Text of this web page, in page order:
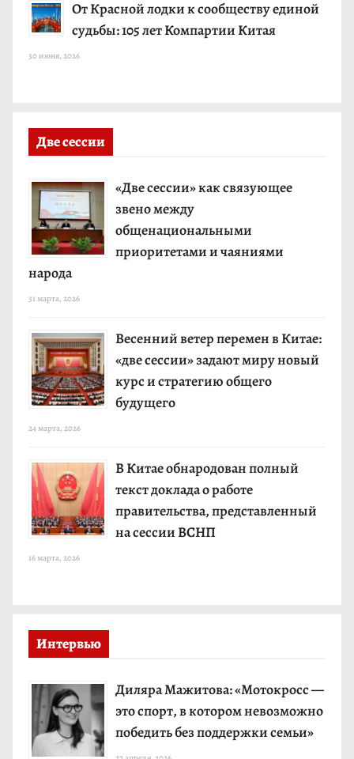
От Красной лодки к сообществу единой
судьбы: 105 лет Компартии Китая
30 июня, 2026
Две сессии
«Две сессии» как связующее
звено между
общенациональными
приоритетами и чаяниями
народа
31 марта, 2026
Весенний ветер перемен в Китае:
«две сессии» задают миру новый
курс и стратегию общего
будущего
24 марта, 2026
В Китае обнародован полный
текст доклада о работе
правительства, представленный
на сессии ВСНП
16 марта, 2026
Интервью
Диляра Мажитова: «Мотокросс —
это спорт, в котором невозможно
победить без поддержки семьи»